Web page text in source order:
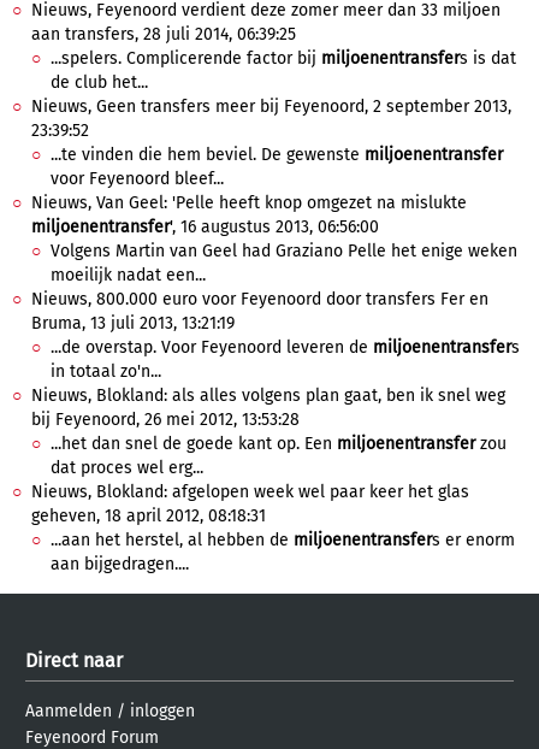
Nieuws, Feyenoord verdient deze zomer meer dan 33 miljoen
aan transfers, 28 juli 2014, 06:39:25
...spelers. Complicerende factor bij miljoenentransfers is dat
de club het...
Nieuws, Geen transfers meer bij Feyenoord, 2 september 2013,
23:39:52
...te vinden die hem beviel. De gewenste miljoenentransfer
voor Feyenoord bleef...
Nieuws, Van Geel: 'Pelle heeft knop omgezet na mislukte
miljoenentransfer', 16 augustus 2013, 06:56:00
Volgens Martin van Geel had Graziano Pelle het enige weken
moeilijk nadat een...
Nieuws, 800.000 euro voor Feyenoord door transfers Fer en
Bruma, 13 juli 2013, 13:21:19
...de overstap. Voor Feyenoord leveren de miljoenentransfers
in totaal zo'n...
Nieuws, Blokland: als alles volgens plan gaat, ben ik snel weg
bij Feyenoord, 26 mei 2012, 13:53:28
...het dan snel de goede kant op. Een miljoenentransferzou
dat proces wel erg...
Nieuws, Blokland: afgelopen week wel paar keer het glas
geheven, 18 april 2012, 08:18:31
...aan het herstel, al hebben de miljoenentransfers er enorm
aan bijgedragen....
Direct naar
Aanmelden / inloggen
Feyenoord Forum